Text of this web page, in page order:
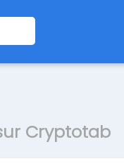
Cryptotab